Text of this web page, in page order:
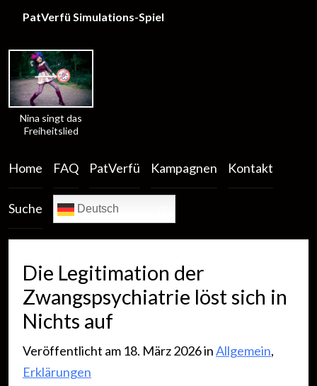
Nina singt das
Freiheitslied
PatVerfü Simulations-Spiel
Home FAQ PatVerfü Kampagnen Kontakt
Suche Deutsch
Die Legitimation der
Zwangspsychiatrie löst sich in
Nichts auf
Veröffentlicht am 18. März 2026 inAllgemein,
Erklärungen